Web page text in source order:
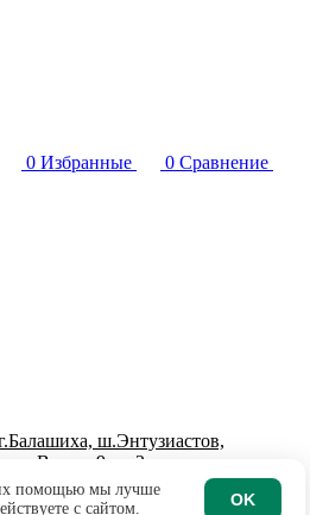
0 Избранные 0 Сравнение
ш.Энтузиастов,
В, пом.9, эт.2
помощью мы лучше
с сайтом.
OK